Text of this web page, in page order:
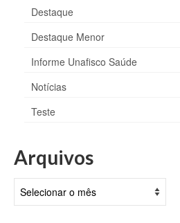
Destaque
Destaque Menor
Informe Unafisco Saúde
Notícias
Teste
Arquivos